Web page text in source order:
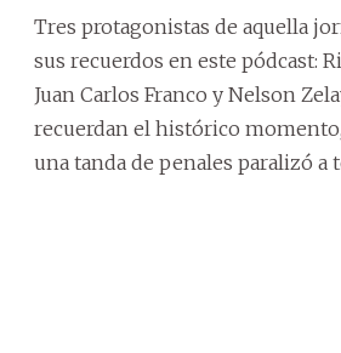
Tres protagonistas de aquella
sus recuerdos en este pódcast:
Juan Carlos Franco y Nelson
recuerdan el histórico
una tanda de penales paralizó a